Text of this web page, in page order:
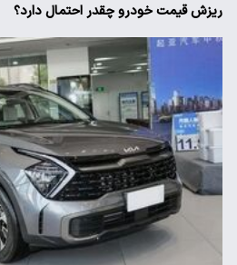
ریزش قیمت خودرو چقدر احتمال دارد؟